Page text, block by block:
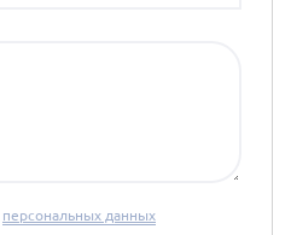
персональных данных